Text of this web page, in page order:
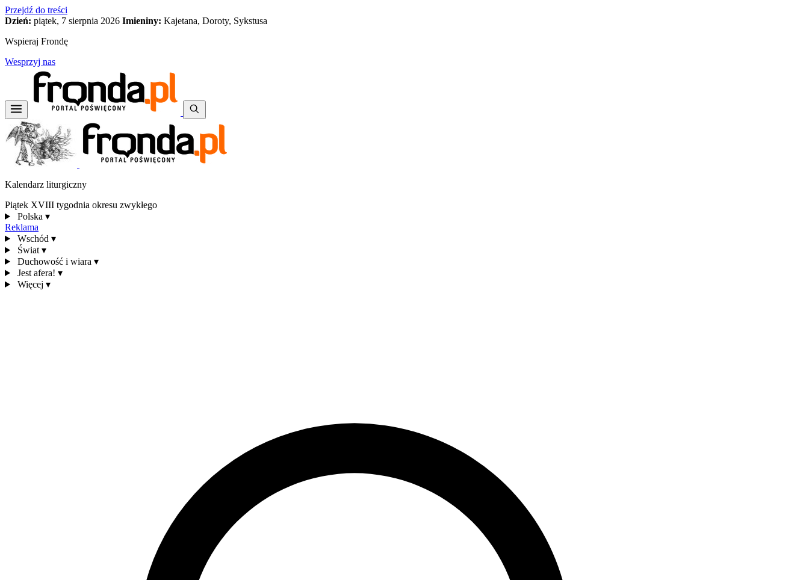
Przejdź do treści
Dzień: piątek, 7 sierpnia 2026 Imieniny: Kajetana, Doroty, Sykstusa
Wspieraj Frondę
Wesprzyj nas
Kalendarz liturgiczny
Piątek XVIII tygodnia okresu zwykłego
Polska ▾
Reklama
Wschód ▾
Świat ▾
Duchowość i wiara ▾
Jest afera! ▾
Więcej ▾